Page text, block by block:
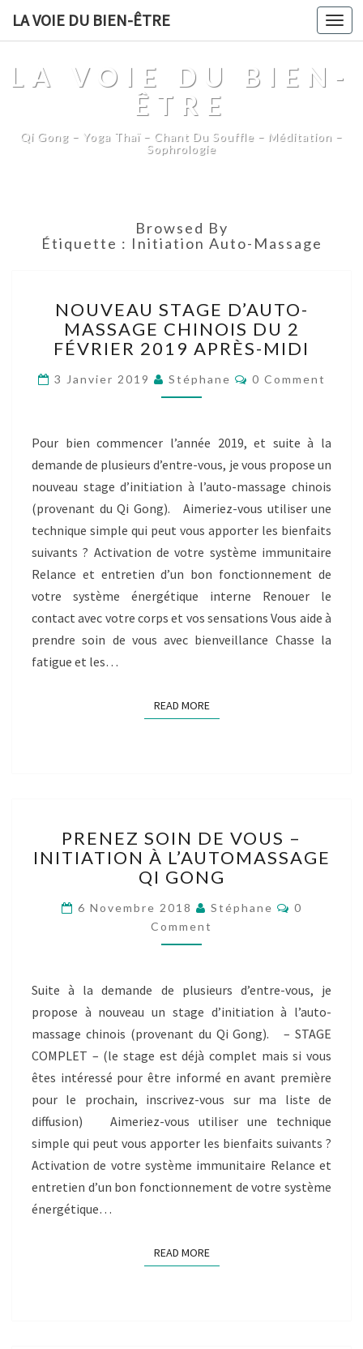
LA VOIE DU BIEN-ÊTRE
LA VOIE DU BIEN-
ÊTRE
Qi Gong – Yoga Thaï – Chant Du Souffle – Méditation –
Sophrologie
Browsed By
Étiquette : Initiation Auto-Massage
STAGE
D’AUTO-
MASSAGE
DU
2
2019
APRÈS-
MIDI
NOUVEAU STAGE D’AUTO-
MASSAGE CHINOIS DU 2
FÉVRIER 2019 APRÈS-MIDI
3 Janvier 2019 Stéphane Comments
0 Comment
Pour bien commencer l’année 2019, et suite à la
demande de plusieurs d’entre-vous, je vous propose un
nouveau stage d’initiation à l’auto-massage chinois
(provenant du Qi Gong). Aimeriez-vous utiliser une
technique simple qui peut vous apporter les bienfaits
suivants ? Activation de votre système immunitaire
Relance et entretien d’un bon fonctionnement de
votre système énergétique interne Renouer le
contact avec votre corps et vos sensations Vous aide à
prendre soin de vous avec bienveillance Chasse la
fatigue et les…
READ MOREREAD MORE
SOIN
DE
VOUS
INITIATION
À
L’AUTOMASSAGE
PRENEZ SOIN DE VOUS –
INITIATION À L’AUTOMASSAGE
QI GONG
6 Novembre 2018 Stéphane Comments
0
Comment
Suite à la demande de plusieurs d’entre-vous, je
propose à nouveau un stage d’initiation à l’auto-
massage chinois (provenant du Qi Gong). – STAGE
COMPLET – (le stage est déjà complet mais si vous
êtes intéressé pour être informé en avant première
pour le prochain, inscrivez-vous sur ma liste de
diffusion) Aimeriez-vous utiliser une technique
simple qui peut vous apporter les bienfaits suivants ?
Activation de votre système immunitaire Relance et
entretien d’un bon fonctionnement de votre système
énergétique…
READ MOREREAD MORE